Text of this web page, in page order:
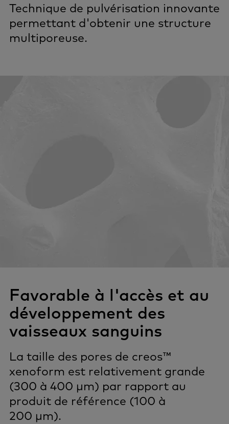
Technique de pulvérisation innovante
permettant d'obtenir une structure
multiporeuse.
Favorable à l'accès et au
développement des
vaisseaux sanguins
La taille des pores de creos™
xenoform est relativement grande
(300 à 400 µm) par rapport au
produit de référence (100 à
200 µm).